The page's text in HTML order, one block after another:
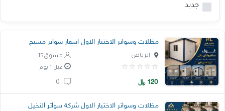
خدمات
المدونة
إتصل بنا
اتفاقية الاستخدام
جديد
مظلات وسواتر الاختيار الاول اسعار سواتر مسبح
مسوق15 الرياض
قبل 1 يوم
120 ﷼
مظلات وسواتر الاختيار الاول شركة سواتر النخيل